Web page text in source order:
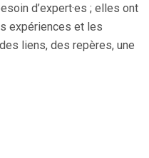
d’expert·es ; elles ont
expériences et les
liens, des repères, une